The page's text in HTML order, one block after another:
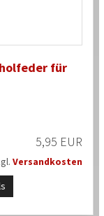
für
5,95 EUR
Versandkosten